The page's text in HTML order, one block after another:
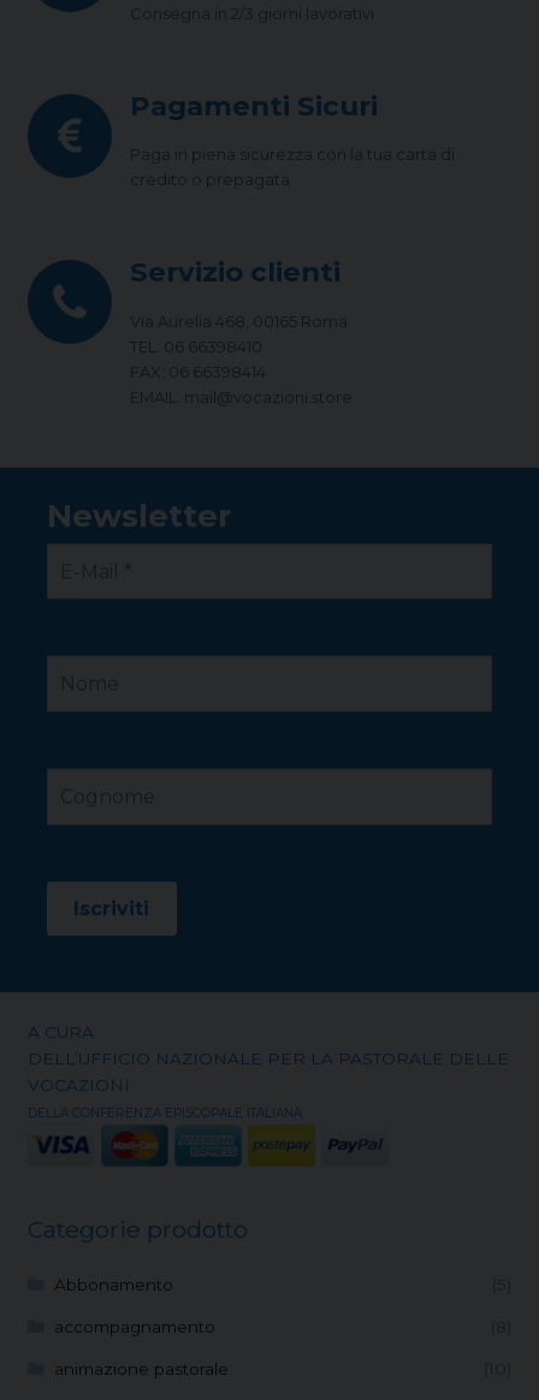
Consegna in 2/3 giorni lavorativi
Pagamenti Sicuri
Paga in piena sicurezza con la tua carta di
credito o prepagata
Servizio clienti
Via Aurelia 468, 00165 Roma
TEL: 06 66398410
FAX: 06 66398414
EMAIL: mail@vocazioni.store
Newsletter
A CURA
DELL’UFFICIO NAZIONALE PER LA PASTORALE DELLE
VOCAZIONI
DELLA CONFERENZA EPISCOPALE ITALIANA
Categorie prodotto
Abbonamento (5)
accompagnamento (8)
animazione pastorale (10)